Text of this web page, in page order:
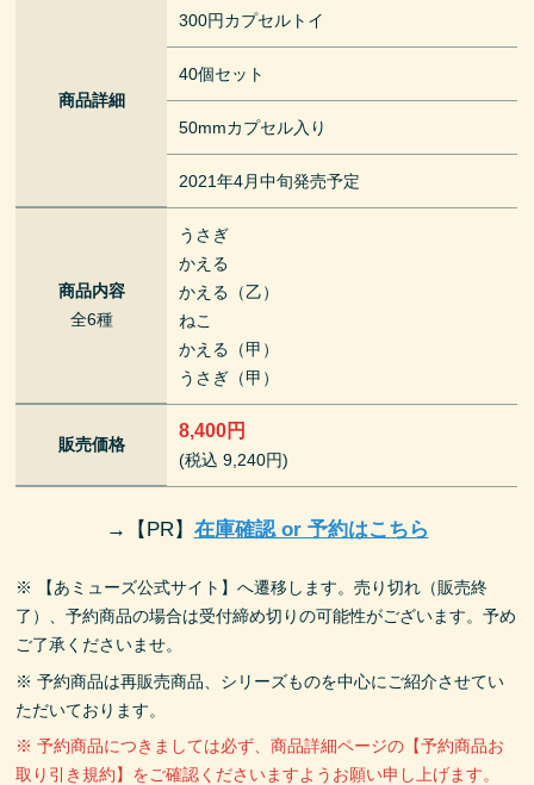
商品詳細
300円カプセルトイ
40個セット
50mmカプセル入り
2021年4月中旬発売予定
商品内容
全6種
うさぎ
かえる
かえる（乙）
ねこ
かえる（甲）
うさぎ（甲）
販売価格
8,400円
(税込 9,240円)
→ 【PR】 在庫確認 or 予約はこちら
※ 【あミューズ公式サイト】へ遷移します。売り切れ（販売終
了）、予約商品の場合は受付締め切りの可能性がございます。予め
ご了承くださいませ。
※ 予約商品は再販売商品、シリーズものを中心にご紹介させてい
ただいております。
※ 予約商品につきましては必ず、商品詳細ページの【予約商品お
取り引き規約】をご確認くださいますようお願い申し上げます。